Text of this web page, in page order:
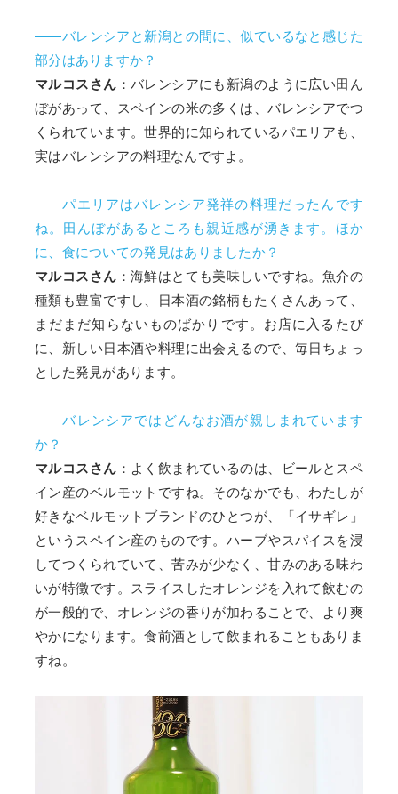
――バレンシアと新潟との間に、似ているなと感じた
部分はありますか？
マルコスさん ：バレンシアにも新潟のように広い田ん
ぼがあって、スペインの米の多くは、バレンシアでつ
くられています。世界的に知られているパエリアも、
実はバレンシアの料理なんですよ。
――パエリアはバレンシア発祥の料理だったんです
ね。田んぼがあるところも親近感が湧きます。ほか
に、食についての発見はありましたか？
マルコスさん ：海鮮はとても美味しいですね。魚介の
種類も豊富ですし、日本酒の銘柄もたくさんあって、
まだまだ知らないものばかりです。お店に入るたび
に、新しい日本酒や料理に出会えるので、毎日ちょっ
とした発見があります。
――バレンシアではどんなお酒が親しまれています
か？
マルコスさん ：よく飲まれているのは、ビールとスペ
イン産のベルモットですね。そのなかでも、わたしが
好きなベルモットブランドのひとつが、「イサギレ」
というスペイン産のものです。ハーブやスパイスを浸
してつくられていて、苦みが少なく、甘みのある味わ
いが特徴です。スライスしたオレンジを入れて飲むの
が一般的で、オレンジの香りが加わることで、より爽
やかになります。食前酒として飲まれることもありま
すね。